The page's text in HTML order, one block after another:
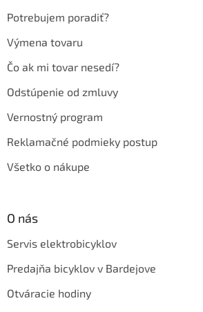
Potrebujem poradiť?
Výmena tovaru
Čo ak mi tovar nesedí?
Odstúpenie od zmluvy
Vernostný program
Reklamačné podmieky postup
Všetko o nákupe
O nás
Servis elektrobicyklov
Predajňa bicyklov v Bardejove
Otváracie hodiny